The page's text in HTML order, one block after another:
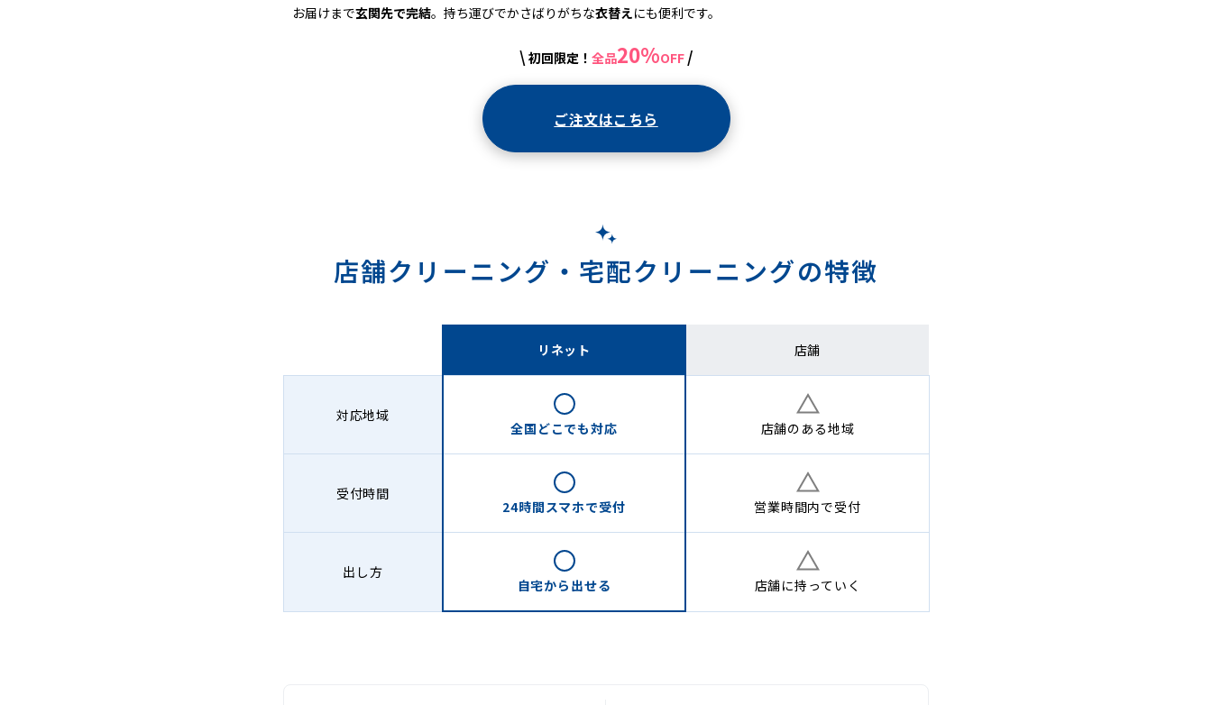
お届けまで玄関先で完結。持ち運びでかさばりがちな衣替えにも便利です。
\ 初回限定！ 全品20%OFF /
ご注文はこちら
店舗クリーニング・ 宅配クリーニングの特徴
リネット 店舗
対応地域
全国どこでも対応 店舗の ある地域
受付時間
24時間スマホで受付 営業時間内で受付
出し方
自宅から 出せる 店舗に持っていく